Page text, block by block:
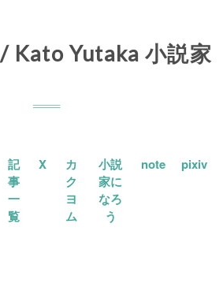
Kato Yutaka 小説家
記
事
一
覧
X
カ
ク
ヨ
ム
小説
家に
なろ
う
note pixiv